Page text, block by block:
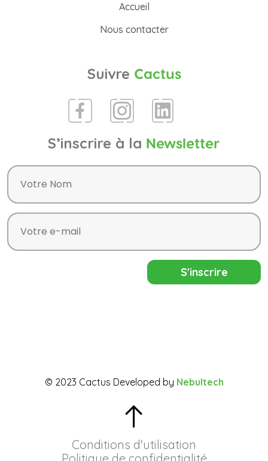
Accueil
Nous contacter
Suivre Cactus
S’inscrire à la Newsletter
© 2023 Cactus Developed by Nebultech
Conditions d'utilisation